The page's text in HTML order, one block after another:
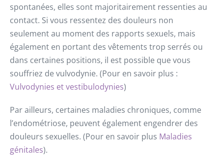
spontanées, elles sont majoritairement ressenties au
contact. Si vous ressentez des douleurs non
seulement au moment des rapports sexuels, mais
également en portant des vêtements trop serrés ou
dans certaines positions, il est possible que vous
souffriez de vulvodynie. (Pour en savoir plus :
Vulvodynies et vestibulodynies)
Par ailleurs, certaines maladies chroniques, comme
l’endométriose, peuvent également engendrer des
douleurs sexuelles. (Pour en savoir plus Maladies
génitales).